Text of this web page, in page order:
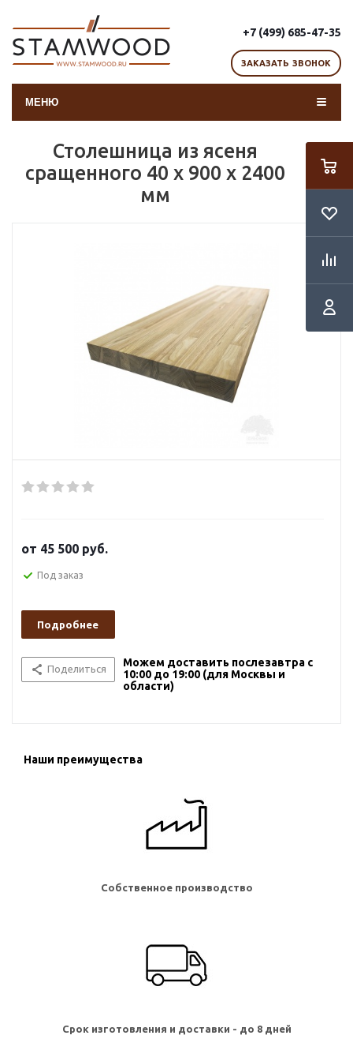
+7 (499) 685-47-35
ЗАКАЗАТЬ ЗВОНОК
МЕНЮ
Столешница из ясеня
сращенного 40 х 900 х 2400
мм
от 45 500 руб.
Под заказ
Подробнее
Поделиться
Можем доставить послезавтра с
10:00 до 19:00 (для Москвы и
области)
Наши преимущества
Собственное производство
Срок изготовления и доставки - до 8 дней